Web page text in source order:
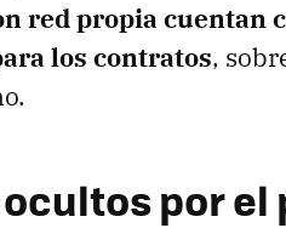
red propia cuentan
los contratos,
por el